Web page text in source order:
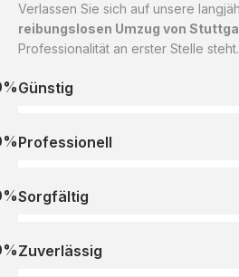
Verlassen Sie sich auf unsere
reibungslosen Umzug von
Professionalität an erster Stelle steht.
Günstig
Professionell
Sorgfältig
Zuverlässig